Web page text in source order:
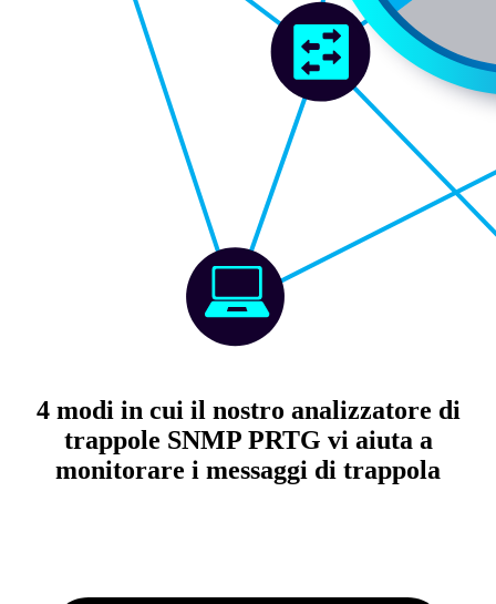
4 modi in cui il nostro analizzatore di
trappole SNMP PRTG vi aiuta a
monitorare i messaggi di trappola